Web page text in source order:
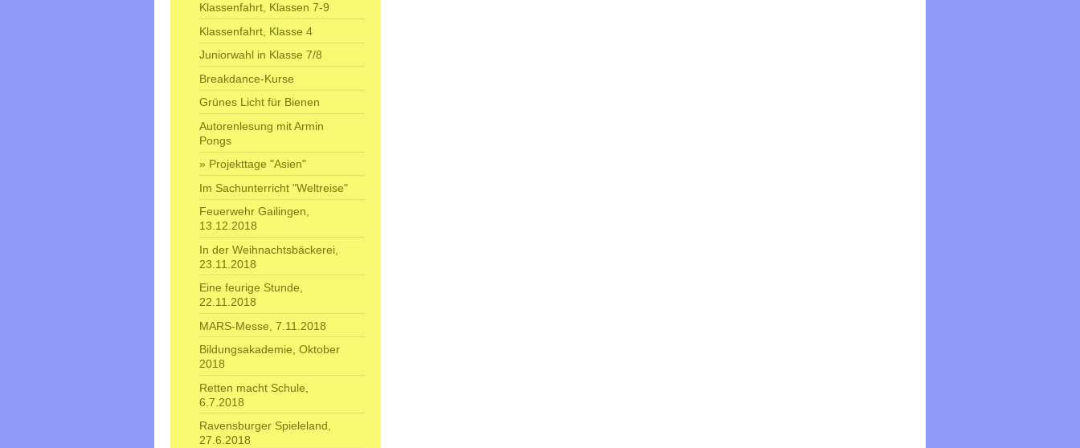
Klassenfahrt, Klassen 7-9
Klassenfahrt, Klasse 4
Juniorwahl in Klasse 7/8
Breakdance-Kurse
Grünes Licht für Bienen
Autorenlesung mit Armin
Pongs
Projekttage "Asien"
Im Sachunterricht "Weltreise"
Feuerwehr Gailingen,
13.12.2018
In der Weihnachtsbäckerei,
23.11.2018
Eine feurige Stunde,
22.11.2018
MARS-Messe, 7.11.2018
Bildungsakademie, Oktober
2018
Retten macht Schule,
6.7.2018
Ravensburger Spieleland,
27.6.2018